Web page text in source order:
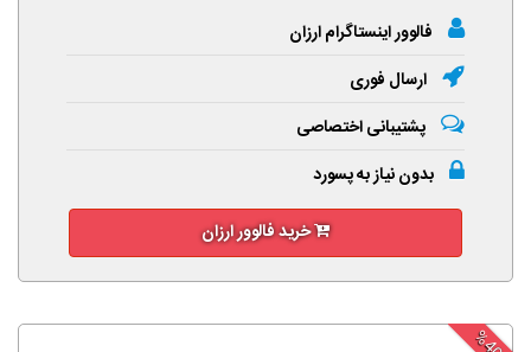
فالوور اینستاگرام ارزان
ارسال فوری
پشتیبانی اختصاصی
بدون نیاز به پسورد
خرید فالوور ارزان